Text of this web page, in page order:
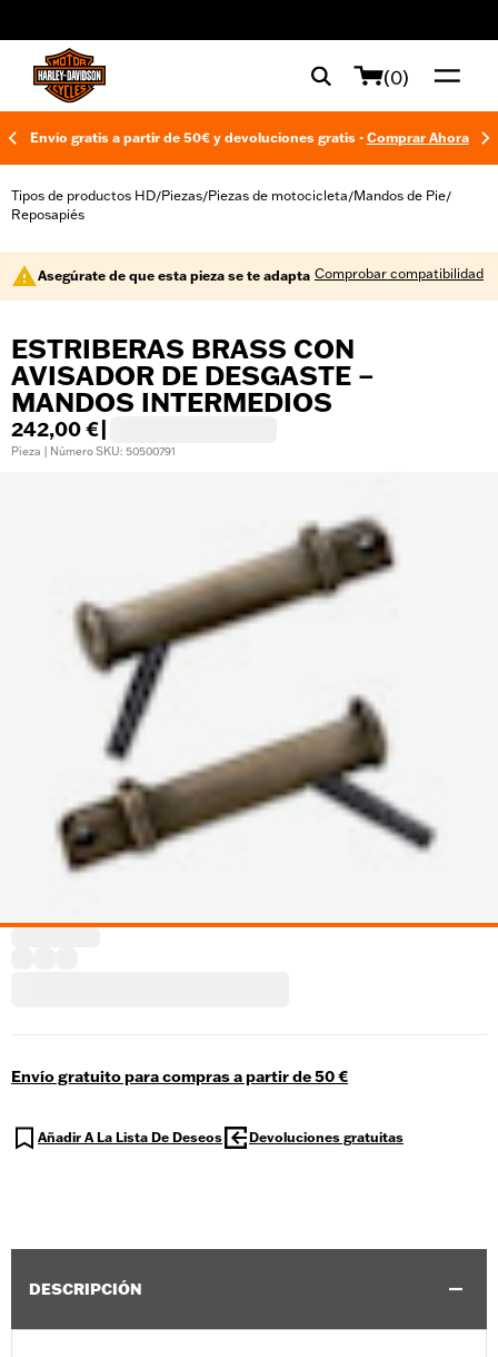
(0)
Envío gratis a partir de 50€ y devoluciones gratis - Comprar Ahora
Tipos de productos HD/Piezas/Piezas de motocicleta/Mandos de Pie/
Reposapiés
Asegúrate de que esta pieza se te adapta Comprobar compatibilidad
ESTRIBERAS BRASS CON
AVISADOR DE DESGASTE –
MANDOS INTERMEDIOS
242,00 €
Pieza | Número SKU: 50500791
Envío gratuito para compras a partir de 50 €
Añadir A La Lista De Deseos Devoluciones gratuitas
DESCRIPCIÓN